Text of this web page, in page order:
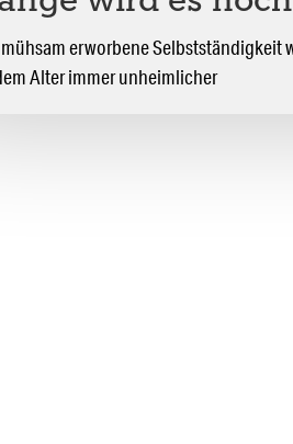
erworbene Selbstständigkeit
Alter immer unheimlicher